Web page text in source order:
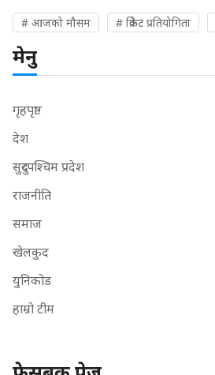
# आजको मौसम # क्रिकेट प्रतियोगिता
मेनु
गृहपृष्ठ
देश
सुदुरपश्चिम प्रदेश
राजनीति
समाज
खेलकुद
युनिकोड
हाम्रो टीम